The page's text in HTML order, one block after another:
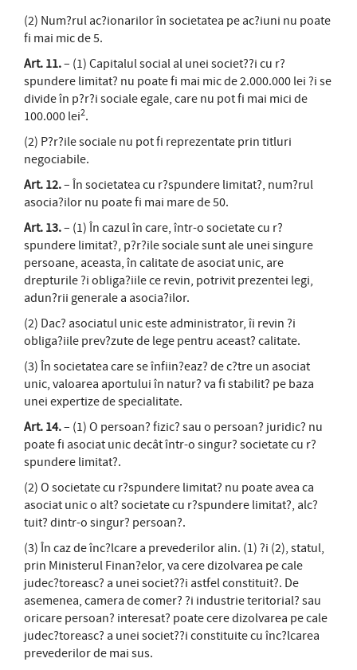
(2) Num?rul ac?ionarilor în societatea pe ac?iuni nu poate
fi mai mic de 5.
Art. 11.– (1) Capitalul social al unei societ??i cu r?
spundere limitat? nu poate fi mai mic de 2.000.000 lei ?i se
divide în p?r?i sociale egale, care nu pot fi mai mici de
100.000 lei2.
(2) P?r?ile sociale nu pot fi reprezentate prin titluri
negociabile.
Art. 12.– În societatea cu r?spundere limitat?, num?rul
asocia?ilor nu poate fi mai mare de 50.
Art. 13.– (1) În cazul în care, într-o societate cu r?
spundere limitat?, p?r?ile sociale sunt ale unei singure
persoane, aceasta, în calitate de asociat unic, are
drepturile ?i obliga?iile ce revin, potrivit prezentei legi,
adun?rii generale a asocia?ilor.
(2) Dac? asociatul unic este administrator, îi revin ?i
obliga?iile prev?zute de lege pentru aceast? calitate.
(3) În societatea care se înfiin?eaz? de c?tre un asociat
unic, valoarea aportului în natur? va fi stabilit? pe baza
unei expertize de specialitate.
Art. 14.– (1) O persoan? fizic? sau o persoan? juridic? nu
poate fi asociat unic decât într-o singur? societate cu r?
spundere limitat?.
(2) O societate cu r?spundere limitat? nu poate avea ca
asociat unic o alt? societate cu r?spundere limitat?, alc?
tuit? dintr-o singur? persoan?.
(3) În caz de înc?lcare a prevederilor alin. (1) ?i (2), statul,
prin Ministerul Finan?elor, va cere dizolvarea pe cale
judec?toreasc? a unei societ??i astfel constituit?. De
asemenea, camera de comer? ?i industrie teritorial? sau
oricare persoan? interesat? poate cere dizolvarea pe cale
judec?toreasc? a unei societ??i constituite cu înc?lcarea
prevederilor de mai sus.